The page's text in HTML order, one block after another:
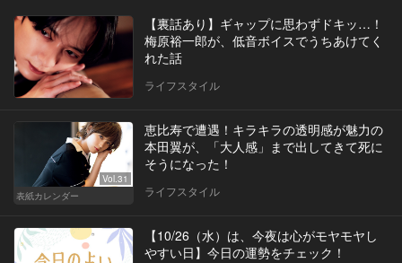
【裏話あり】ギャップに思わずドキッ…！
梅原裕一郎が、低音ボイスでうちあけてく
れた話
ライフスタイル
Vol.31
表紙カレンダー
恵比寿で遭遇！キラキラの透明感が魅力の
本田翼が、「大人感」まで出してきて死に
そうになった！
ライフスタイル
【10/26（水）は、今夜は心がモヤモヤし
やすい日】今日の運勢をチェック！